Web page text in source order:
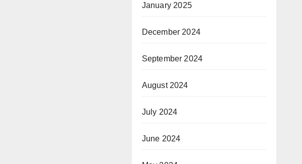
January 2025
December 2024
September 2024
August 2024
July 2024
June 2024